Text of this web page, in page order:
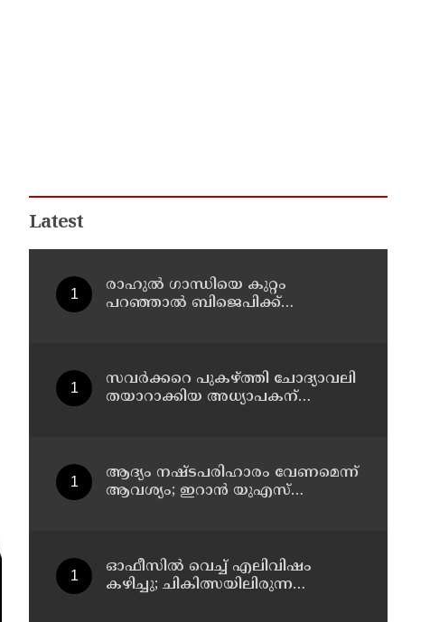
Latest
രാഹുല്‍ ഗാന്ധിയെ കുറ്റം
പറഞ്ഞാല്‍ ബിജെപിക്ക്
സവര്‍ക്കറെ പുകഴ്ത്തി ചോദ്യാവലി
തയാറാക്കിയ അധ്യാപകന്
ആദ്യം നഷ്ടപരിഹാരം വേണമെന്ന്
ആവശ്യം; ഇറാന്‍ യുഎസ്
ഓഫീസില്‍ വെച്ച് എലിവിഷം
കഴിച്ചു; ചികിത്സയിലിരുന്ന